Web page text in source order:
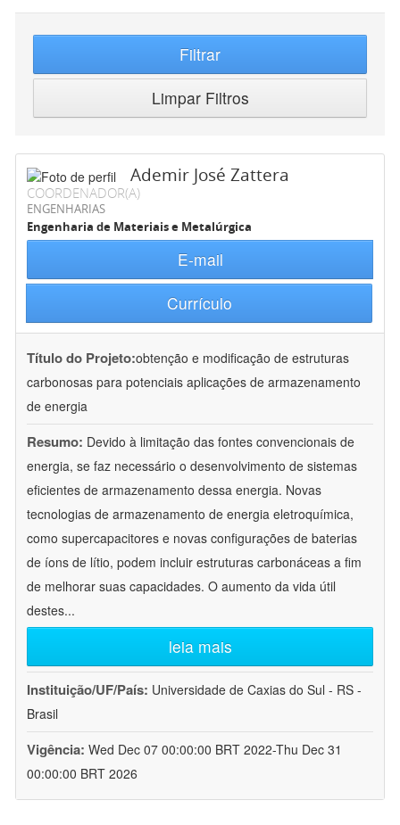
Filtrar
Limpar Filtros
Ademir José Zattera
COORDENADOR(A)
ENGENHARIAS
Engenharia de Materiais e Metalúrgica
E-mail
Currículo
Título do Projeto:obtenção e modificação de estruturas
carbonosas para potenciais aplicações de armazenamento
de energia
Resumo: Devido à limitação das fontes convencionais de
energia, se faz necessário o desenvolvimento de sistemas
eficientes de armazenamento dessa energia. Novas
tecnologias de armazenamento de energia eletroquímica,
como supercapacitores e novas configurações de baterias
de íons de lítio, podem incluir estruturas carbonáceas a fim
de melhorar suas capacidades. O aumento da vida útil
destes...
leia mais
Instituição/UF/País: Universidade de Caxias do Sul - RS -
Brasil
Vigência: Wed Dec 07 00:00:00 BRT 2022-Thu Dec 31
00:00:00 BRT 2026